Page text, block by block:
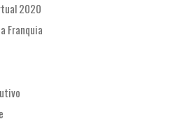
2020
Franquia